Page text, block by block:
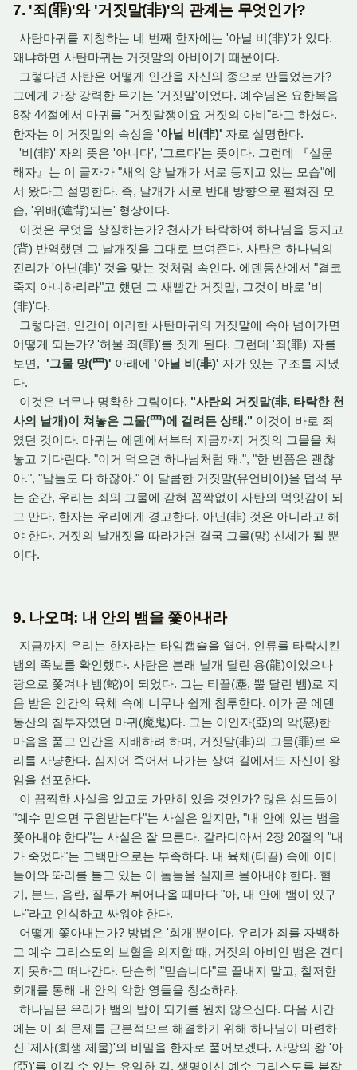
7. '죄(罪)'와 '거짓말(非)'의 관계는 무엇인가?
사탄마귀를 지칭하는 네 번째 한자에는 '아닐 비(非)'가 있다.
왜냐하면 사탄마귀는 거짓말의 아비이기 때문이다.
그렇다면 사탄은 어떻게 인간을 자신의 종으로 만들었는가?
그에게 가장 강력한 무기는 '거짓말'이었다. 예수님은 요한복음
8장 44절에서 마귀를 "거짓말쟁이요 거짓의 아비"라고 하셨다.
한자는 이 거짓말의 속성을 '아닐 비(非)' 자로 설명한다.
'비(非)' 자의 뜻은 '아니다', '그르다'는 뜻이다. 그런데 『설문
해자』는 이 글자가 "새의 양 날개가 서로 등지고 있는 모습"에
서 왔다고 설명한다. 즉, 날개가 서로 반대 방향으로 펼쳐진 모
습, '위배(違背)되는' 형상이다.
이것은 무엇을 상징하는가? 천사가 타락하여 하나님을 등지고
(背) 반역했던 그 날개짓을 그대로 보여준다. 사탄은 하나님의
진리가 '아닌(非)' 것을 맞는 것처럼 속인다. 에덴동산에서 "결코
죽지 아니하리라"고 했던 그 새빨간 거짓말, 그것이 바로 '비
(非)'다.
그렇다면, 인간이 이러한 사탄마귀의 거짓말에 속아 넘어가면
어떻게 되는가? '허물 죄(罪)'를 짓게 된다. 그런데 '죄(罪)' 자를
보면, '그물 망(罒)' 아래에 '아닐 비(非)' 자가 있는 구조를 지녔
다.
이것은 너무나 명확한 그림이다. "사탄의 거짓말(非, 타락한 천
사의 날개)이 쳐놓은 그물(罒)에 걸려든 상태." 이것이 바로 죄
였던 것이다. 마귀는 에덴에서부터 지금까지 거짓의 그물을 쳐
놓고 기다린다. "이거 먹으면 하나님처럼 돼.", "한 번쯤은 괜찮
아.", "남들도 다 하잖아." 이 달콤한 거짓말(유언비어)을 덥석 무
는 순간, 우리는 죄의 그물에 갇혀 꼼짝없이 사탄의 먹잇감이 되
고 만다. 한자는 우리에게 경고한다. 아닌(非) 것은 아니라고 해
야 한다. 거짓의 날개짓을 따라가면 결국 그물(망) 신세가 될 뿐
이다.
9. 나오며: 내 안의 뱀을 쫓아내라
지금까지 우리는 한자라는 타임캡슐을 열어, 인류를 타락시킨
뱀의 족보를 확인했다. 사탄은 본래 날개 달린 용(龍)이었으나
땅으로 쫓겨나 뱀(蛇)이 되었다. 그는 티끌(塵, 뿔 달린 뱀)로 지
음 받은 인간의 육체 속에 너무나 쉽게 침투한다. 이가 곧 에덴
동산의 침투자였던 마귀(魔鬼)다. 그는 이인자(亞)의 악(惡)한
마음을 품고 인간을 지배하려 하며, 거짓말(非)의 그물(罪)로 우
리를 사냥한다. 심지어 죽어서 나가는 상여 길에서도 자신이 왕
임을 선포한다.
이 끔찍한 사실을 알고도 가만히 있을 것인가? 많은 성도들이
"예수 믿으면 구원받는다"는 사실은 알지만, "내 안에 있는 뱀을
쫓아내야 한다"는 사실은 잘 모른다. 갈라디아서 2장 20절의 "내
가 죽었다"는 고백만으로는 부족하다. 내 육체(티끌) 속에 이미
들어와 똬리를 틀고 있는 이 놈들을 실제로 몰아내야 한다. 혈
기, 분노, 음란, 질투가 튀어나올 때마다 "아, 내 안에 뱀이 있구
나"라고 인식하고 싸워야 한다.
어떻게 쫓아내는가? 방법은 '회개'뿐이다. 우리가 죄를 자백하
고 예수 그리스도의 보혈을 의지할 때, 거짓의 아비인 뱀은 견디
지 못하고 떠나간다. 단순히 "믿습니다"로 끝내지 말고, 철저한
회개를 통해 내 안의 악한 영들을 청소하라.
하나님은 우리가 뱀의 밥이 되기를 원치 않으신다. 다음 시간
에는 이 죄 문제를 근본적으로 해결하기 위해 하나님이 마련하
신 '제사(희생 제물)'의 비밀을 한자로 풀어보겠다. 사망의 왕 '아
(亞)'를 이길 수 있는 유일한 길, 생명이신 예수 그리스도를 붙잡